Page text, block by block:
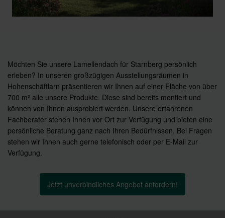
Möchten Sie unsere Lamellendach für Starnberg persönlich
erleben? In unseren großzügigen Ausstellungsräumen in
Hohenschäftlarn präsentieren wir Ihnen auf einer Fläche von über
700 m² alle unsere Produkte. Diese sind bereits montiert und
können von Ihnen ausprobiert werden. Unsere erfahrenen
Fachberater stehen Ihnen vor Ort zur Verfügung und bieten eine
persönliche Beratung ganz nach Ihren Bedürfnissen. Bei Fragen
stehen wir Ihnen auch gerne telefonisch oder per E-Mail zur
Verfügung.
Jetzt unverbindliches Angebot anfordern!